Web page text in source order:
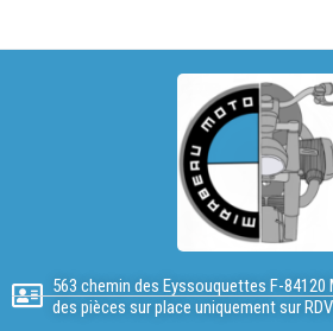
563 chemin des Eyssouquettes F-84120
des pièces sur place uniquement sur